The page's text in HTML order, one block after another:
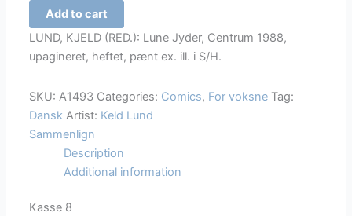
Lune
Jyder
-
A1493
Add to cart
LUND, KJELD (RED.): Lune Jyder, Centrum 1988,
upagineret, heftet, pænt ex. ill. i S/H.
SKU: A1493 Categories: Comics, For voksne Tag:
Dansk Artist: Keld Lund
Sammenlign
Description
Additional information
Kasse 8